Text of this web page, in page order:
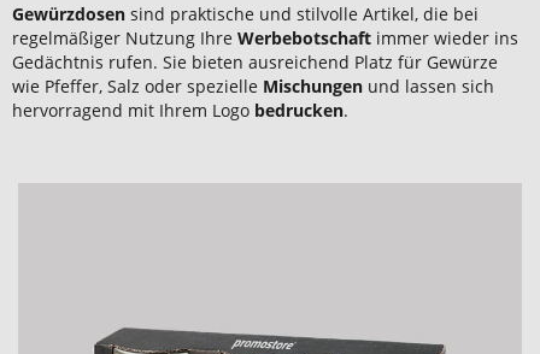
Gewürzdosen sind praktische und stilvolle Artikel, die bei
regelmäßiger Nutzung Ihre Werbebotschaft immer wieder ins
Gedächtnis rufen. Sie bieten ausreichend Platz für Gewürze
wie Pfeffer, Salz oder spezielle Mischungen und lassen sich
hervorragend mit Ihrem Logo bedrucken.